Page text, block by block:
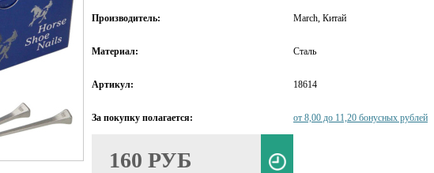
Производитель: March, Китай
Материал: Сталь
Артикул: 18614
За покупку полагается: от 8,00 до 11,20 бонусных рублей
160 РУБ